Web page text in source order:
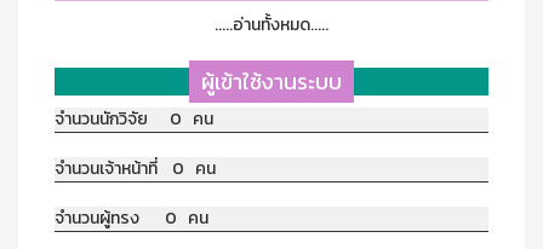
.....อ่านทั้งหมด.....
ผู้เข้าใช้งานระบบ
จำนวนนักวิจัย 0 คน
จำนวนเจ้าหน้าที่ 0 คน
จำนวนผู้ทรง 0 คน